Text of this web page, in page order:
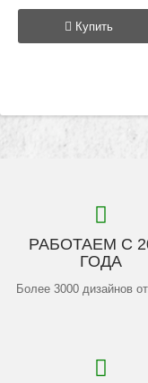
Купить
РАБОТАЕМ С
ГОДА
Более 3000 дизайнов